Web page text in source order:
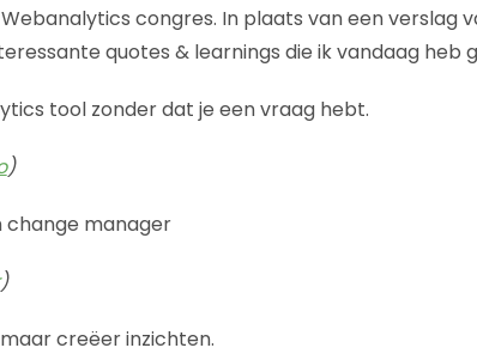
congres. In plaats van een verslag
quotes & learnings die ik vandaag heb
tool zonder dat je een vraag hebt.
)
change manager
)
creëer inzichten.